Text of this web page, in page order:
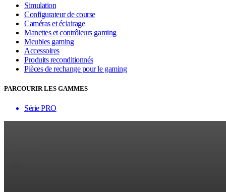
Simulation
Configurateur de course
Caméras et éclairage
Manettes et contrôleurs gaming
Meubles gaming
Accessoires
Produits reconditionnés
Pièces de rechange pour le gaming
PARCOURIR LES GAMMES
Série PRO